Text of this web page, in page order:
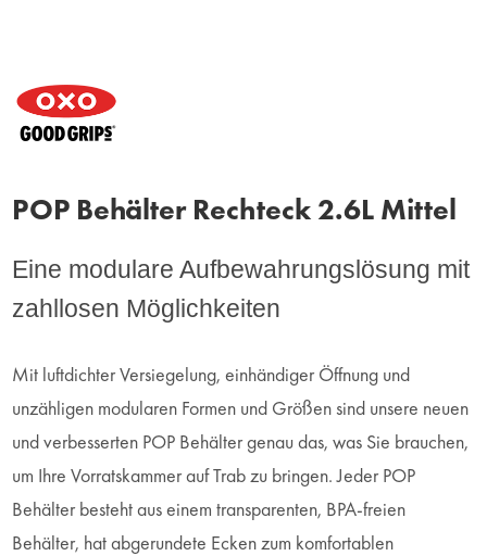
POP Behälter Rechteck 2.6L Mittel
Eine modulare Aufbewahrungslösung mit
zahllosen Möglichkeiten
Mit luftdichter Versiegelung, einhändiger Öffnung und
unzähligen modularen Formen und Größen sind unsere neuen
und verbesserten POP Behälter genau das, was Sie brauchen,
um Ihre Vorratskammer auf Trab zu bringen. Jeder POP
Behälter besteht aus einem transparenten, BPA-freien
Behälter, hat abgerundete Ecken zum komfortablen